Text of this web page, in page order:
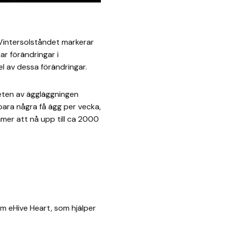
markerar
förändringar i
av dessa förändringar.
av äggläggningen
några få ägg per vecka,
att nå upp till ca 2000
eHive Heart, som hjälper